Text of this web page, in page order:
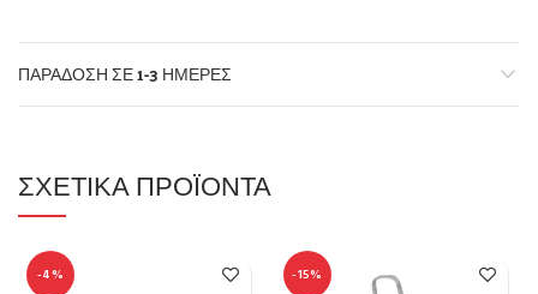
ΠΑΡΆΔΟΣΗ ΣΕ 1-3 ΗΜΈΡΕΣ
ΣΧΕΤΙΚΆ ΠΡΟΪΌΝΤΑ
-4% -15%